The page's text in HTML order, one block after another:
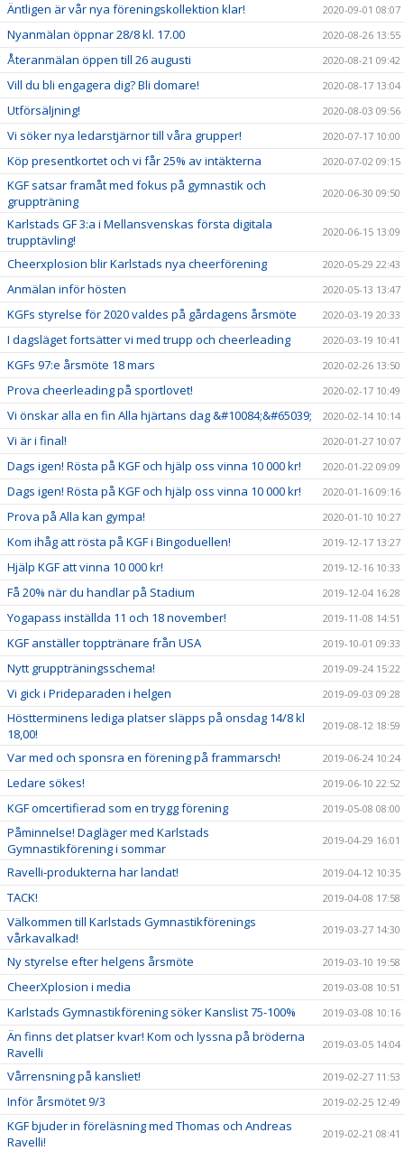
Äntligen är vår nya föreningskollektion klar! 2020-09-01 08:07
Nyanmälan öppnar 28/8 kl. 17.00 2020-08-26 13:55
Återanmälan öppen till 26 augusti 2020-08-21 09:42
Vill du bli engagera dig? Bli domare! 2020-08-17 13:04
Utförsäljning! 2020-08-03 09:56
Vi söker nya ledarstjärnor till våra grupper! 2020-07-17 10:00
Köp presentkortet och vi får 25% av intäkterna 2020-07-02 09:15
KGF satsar framåt med fokus på gymnastik och
gruppträning
2020-06-30 09:50
Karlstads GF 3:a i Mellansvenskas första digitala
trupptävling!
2020-06-15 13:09
Cheerxplosion blir Karlstads nya cheerförening 2020-05-29 22:43
Anmälan inför hösten 2020-05-13 13:47
KGFs styrelse för 2020 valdes på gårdagens årsmöte 2020-03-19 20:33
I dagsläget fortsätter vi med trupp och cheerleading 2020-03-19 10:41
KGFs 97:e årsmöte 18 mars 2020-02-26 13:50
Prova cheerleading på sportlovet! 2020-02-17 10:49
Vi önskar alla en fin Alla hjärtans dag &#10084;&#65039; 2020-02-14 10:14
Vi är i final! 2020-01-27 10:07
Dags igen! Rösta på KGF och hjälp oss vinna 10 000 kr! 2020-01-22 09:09
Dags igen! Rösta på KGF och hjälp oss vinna 10 000 kr! 2020-01-16 09:16
Prova på Alla kan gympa! 2020-01-10 10:27
Kom ihåg att rösta på KGF i Bingoduellen! 2019-12-17 13:27
Hjälp KGF att vinna 10 000 kr! 2019-12-16 10:33
Få 20% när du handlar på Stadium 2019-12-04 16:28
Yogapass inställda 11 och 18 november! 2019-11-08 14:51
KGF anställer topptränare från USA 2019-10-01 09:33
Nytt gruppträningsschema! 2019-09-24 15:22
Vi gick i Prideparaden i helgen 2019-09-03 09:28
Höstterminens lediga platser släpps på onsdag 14/8 kl
18,00!
2019-08-12 18:59
Var med och sponsra en förening på frammarsch! 2019-06-24 10:24
Ledare sökes! 2019-06-10 22:52
KGF omcertifierad som en trygg förening 2019-05-08 08:00
Påminnelse! Dagläger med Karlstads
Gymnastikförening i sommar
2019-04-29 16:01
Ravelli-produkterna har landat! 2019-04-12 10:35
TACK! 2019-04-08 17:58
Välkommen till Karlstads Gymnastikförenings
vårkavalkad!
2019-03-27 14:30
Ny styrelse efter helgens årsmöte 2019-03-10 19:58
CheerXplosion i media 2019-03-08 10:51
Karlstads Gymnastikförening söker Kanslist 75-100% 2019-03-08 10:16
Än finns det platser kvar! Kom och lyssna på bröderna
Ravelli
2019-03-05 14:04
Vårrensning på kansliet! 2019-02-27 11:53
Inför årsmötet 9/3 2019-02-25 12:49
KGF bjuder in föreläsning med Thomas och Andreas
Ravelli!
2019-02-21 08:41